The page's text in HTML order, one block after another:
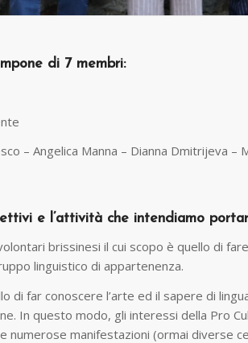
di 7 membri:
– Angelica Manna – Dianna Dmitrijeva –
e l’attività che intendiamo
brissinesi il cui scopo è quello di
linguistico di appartenenza.
di far conoscere l’arte ed il sapere di
In questo modo, gli interessi della Pro
numerose manifestazioni (ormai diverse